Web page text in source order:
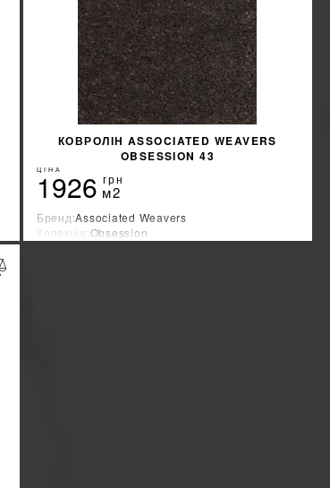
КОВРОЛІН ASSOCIATED WEAVERS
OBSESSION 43
ЦІНА
1926 грн
м2
Бренд:Associated Weavers
Колекція:Obsession